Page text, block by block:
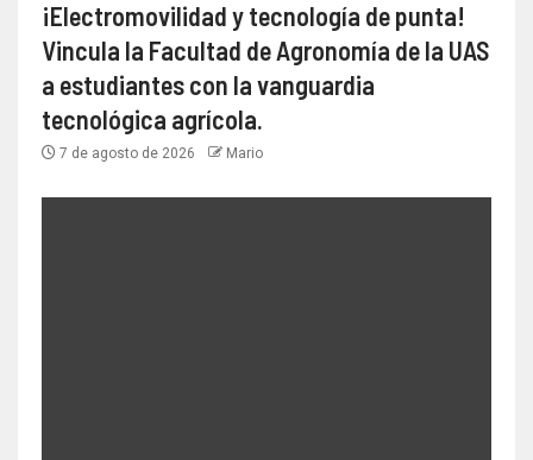
¡Electromovilidad y tecnología de punta!
Vincula la Facultad de Agronomía de la UAS
a estudiantes con la vanguardia
tecnológica agrícola.
7 de agosto de 2026 Mario